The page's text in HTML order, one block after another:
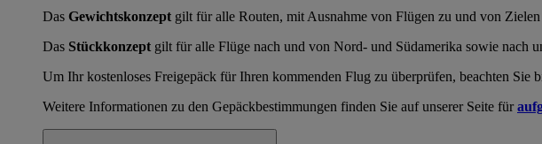
Das Gewichtskonzept gilt für alle Routen, mit Ausnahme von Flügen zu und von
Das Stückkonzept gilt für alle Flüge nach und von Nord- und Südamerika sowie nach
Um Ihr kostenloses Freigepäck für Ihren kommenden Flug zu überprüfen, beachten Sie
Weitere Informationen zu den Gepäckbestimmungen finden Sie auf unserer Seite für